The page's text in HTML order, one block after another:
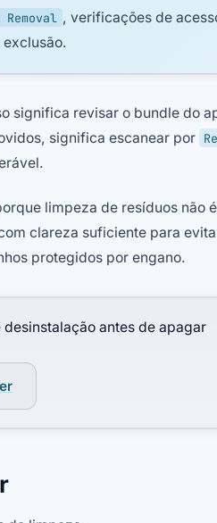
, verificações de
significa revisar o bundle do
significa escanear por
limpeza de resíduos não
clareza suficiente para
protegidos por engano.
desinstalação antes de apagar